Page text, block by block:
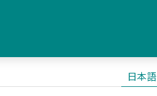
日本語